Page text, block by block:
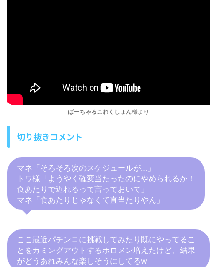
ばーちゃるこれくしょん様より
切り抜きコメント
マネ「そろそろ次のスケジュールが…」
トワ様「ようやく確変当たったのにやめられるか！
食あたりで遅れるって言っておいて」
マネ「食あたりじゃなくて直当たりやん」
ここ最近パチンコに挑戦してみたり既にやってるこ
とをカミングアウトするホロメン増えたけど、結果
がどうあれみんな楽しそうにしてるw